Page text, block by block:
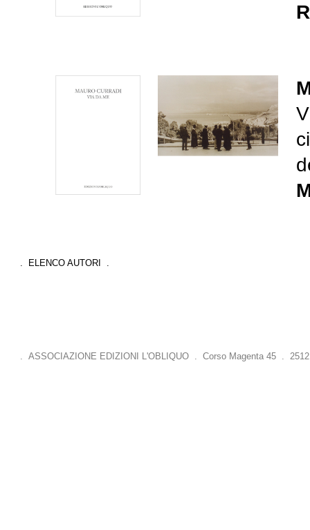
. ELENCO AUTORI .
. ASSOCIAZIONE EDIZIONI L'OBLIQUO . Corso Magenta 45 .